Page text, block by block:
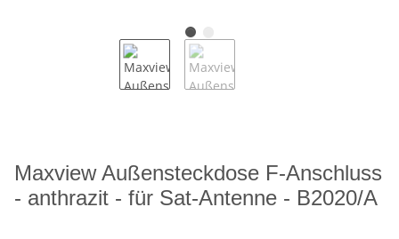
Maxview Außensteckdose F-Anschluss
- anthrazit - für Sat-Antenne - B2020/A